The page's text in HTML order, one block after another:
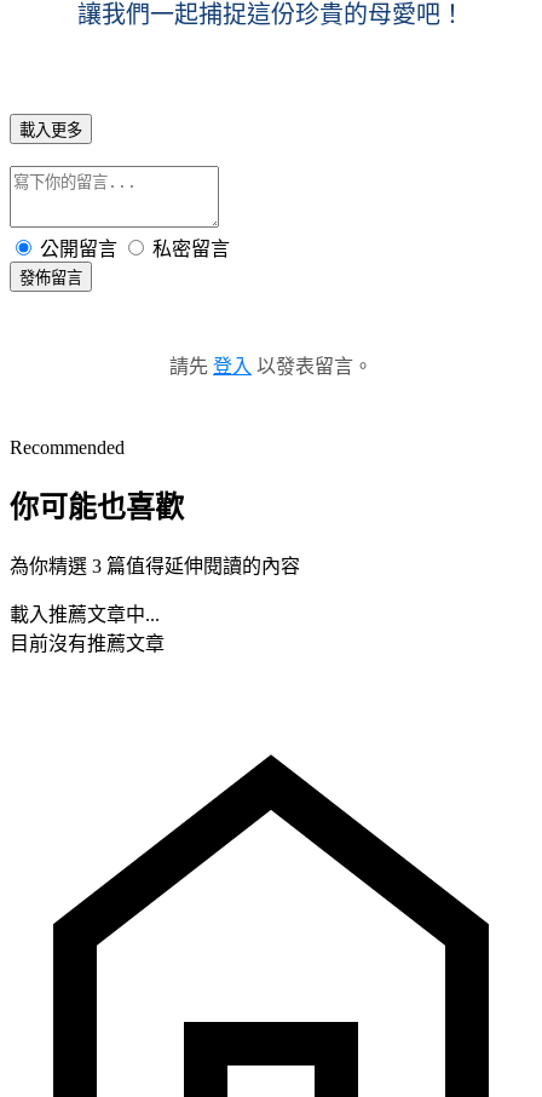
讓我們一起捕捉這份珍貴的母愛吧！
載入更多
公開留言 私密留言
發佈留言
請先 登入 以發表留言。
Recommended
你可能也喜歡
為你精選 3 篇值得延伸閱讀的內容
載入推薦文章中...
目前沒有推薦文章